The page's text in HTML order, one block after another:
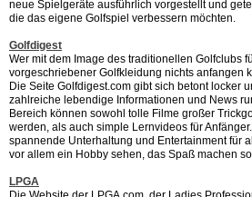
neue Spielgeräte ausführlich vorgestellt und
die das eigene Golfspiel verbessern möchten.
Golfdigest
Wer mit dem Image des traditionellen Golfclubs
vorgeschriebener Golfkleidung nichts anfangen
Die Seite Golfdigest.com gibt sich betont locker
zahlreiche lebendige Informationen und News
Bereich können sowohl tolle Filme großer
werden, als auch simple Lernvideos für
spannende Unterhaltung und Entertainment für
vor allem ein Hobby sehen, das Spaß machen
LPGA